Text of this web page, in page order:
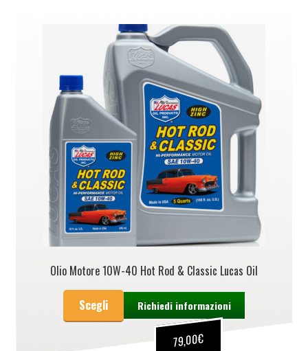
Olio Motore 10W-40 Hot Rod & Classic Lucas Oil
79,00€
Scegli Richiedi informazioni